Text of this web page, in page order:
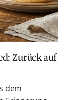
Zurück auf
dem